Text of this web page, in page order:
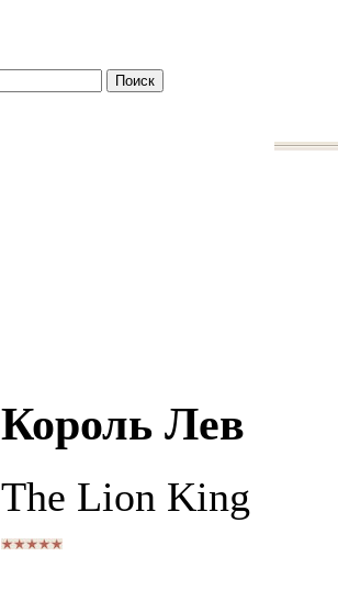
Король Лев
The Lion King